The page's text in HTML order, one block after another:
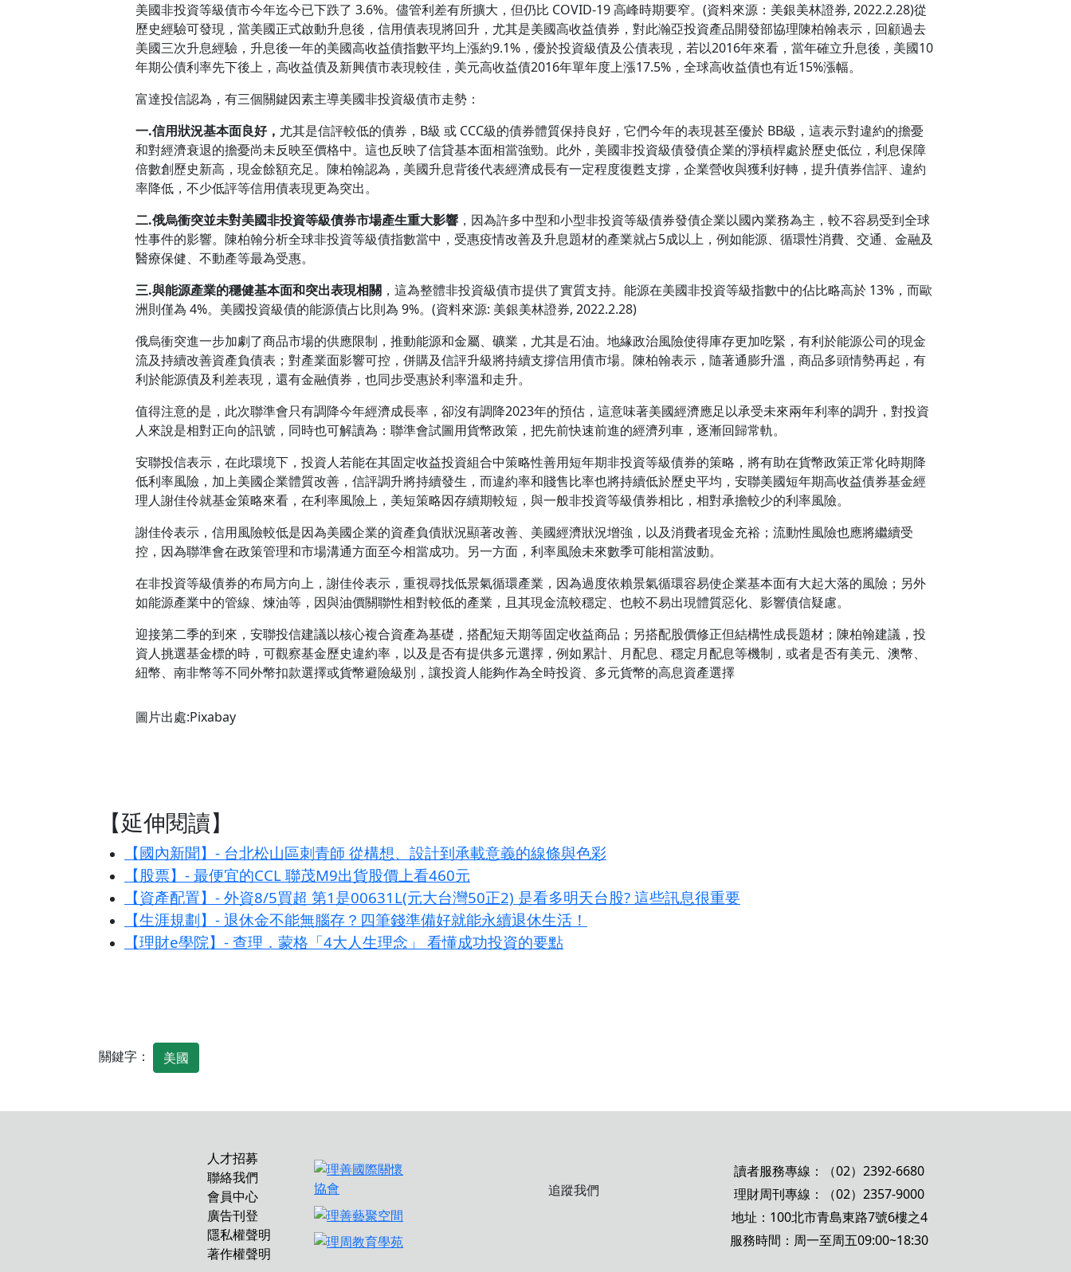
美國非投資等級債市今年迄今已下跌了 3.6%。儘管利差有所擴大，但仍比 COVID-19 高峰時期要窄。(資料來源：美銀美林證券, 2022.2.28)從
歷史經驗可發現，當美國正式啟動升息後，信用債表現將回升，尤其是美國高收益債券，對此瀚亞投資產品開發部協理陳柏翰表示，回顧過去
美國三次升息經驗，升息後一年的美國高收益債指數平均上漲約9.1%，優於投資級債及公債表現，若以2016年來看，當年確立升息後，美國10
年期公債利率先下後上，高收益債及新興債市表現較佳，美元高收益債2016年單年度上漲17.5%，全球高收益債也有近15%漲幅。
富達投信認為，有三個關鍵因素主導美國非投資級債市走勢：
一.信用狀況基本面良好， 尤其是信評較低的債券，B級 或 CCC級的債券體質保持良好，它們今年的表現甚至優於 BB級，這表示對違約的擔憂
和對經濟衰退的擔憂尚未反映至價格中。這也反映了信貸基本面相當強勁。此外，美國非投資級債發債企業的淨槓桿處於歷史低位，利息保障
倍數創歷史新高，現金餘額充足。陳柏翰認為，美國升息背後代表經濟成長有一定程度復甦支撐，企業營收與獲利好轉，提升債券信評、違約
率降低，不少低評等信用債表現更為突出。
二.俄烏衝突並未對美國非投資等級債券市場產生重大影響，因為許多中型和小型非投資等級債券發債企業以國內業務為主，較不容易受到全球
性事件的影響。陳柏翰分析全球非投資等級債指數當中，受惠疫情改善及升息題材的產業就占5成以上，例如能源、循環性消費、交通、金融及
醫療保健、不動產等最為受惠。
三.與能源產業的穩健基本面和突出表現相關，這為整體非投資級債市提供了實質支持。能源在美國非投資等級指數中的佔比略高於 13%，而歐
洲則僅為 4%。美國投資級債的能源債占比則為 9%。(資料來源: 美銀美林證券, 2022.2.28)
俄烏衝突進一步加劇了商品市場的供應限制，推動能源和金屬、礦業，尤其是石油。地緣政治風險使得庫存更加吃緊，有利於能源公司的現金
流及持續改善資產負債表；對產業面影響可控，併購及信評升級將持續支撐信用債市場。陳柏翰表示，隨著通膨升溫，商品多頭情勢再起，有
利於能源債及利差表現，還有金融債券，也同步受惠於利率溫和走升。
值得注意的是，此次聯準會只有調降今年經濟成長率，卻沒有調降2023年的預估，這意味著美國經濟應足以承受未來兩年利率的調升，對投資
人來說是相對正向的訊號，同時也可解讀為：聯準會試圖用貨幣政策，把先前快速前進的經濟列車，逐漸回歸常軌。
安聯投信表示，在此環境下，投資人若能在其固定收益投資組合中策略性善用短年期非投資等級債券的策略，將有助在貨幣政策正常化時期降
低利率風險，加上美國企業體質改善，信評調升將持續發生，而違約率和賤售比率也將持續低於歷史平均，安聯美國短年期高收益債券基金經
理人謝佳伶就基金策略來看，在利率風險上，美短策略因存續期較短，與一般非投資等級債券相比，相對承擔較少的利率風險。
謝佳伶表示，信用風險較低是因為美國企業的資產負債狀況顯著改善、美國經濟狀況增強，以及消費者現金充裕；流動性風險也應將繼續受
控，因為聯準會在政策管理和市場溝通方面至今相當成功。另一方面，利率風險未來數季可能相當波動。
在非投資等級債券的布局方向上，謝佳伶表示，重視尋找低景氣循環產業，因為過度依賴景氣循環容易使企業基本面有大起大落的風險；另外
如能源產業中的管線、煉油等，因與油價關聯性相對較低的產業，且其現金流較穩定、也較不易出現體質惡化、影響債信疑慮。
迎接第二季的到來，安聯投信建議以核心複合資產為基礎，搭配短天期等固定收益商品；另搭配股價修正但結構性成長題材；陳柏翰建議，投
資人挑選基金標的時，可觀察基金歷史違約率，以及是否有提供多元選擇，例如累計、月配息、穩定月配息等機制，或者是否有美元、澳幣、
紐幣、南非幣等不同外幣扣款選擇或貨幣避險級別，讓投資人能夠作為全時投資、多元貨幣的高息資產選擇
圖片出處:Pixabay
【延伸閱讀】
【國內新聞】- 台北松山區刺青師 從構想、設計到承載意義的線條與色彩
【股票】- 最便宜的CCL 聯茂M9出貨股價上看460元
【資產配置】- 外資8/5買超 第1是00631L(元大台灣50正2) 是看多明天台股? 這些訊息很重要
【生涯規劃】- 退休金不能無腦存？四筆錢準備好就能永續退休生活！
【理財e學院】- 查理．蒙格「4大人生理念」 看懂成功投資的要點
關鍵字： 美國
人才招募
聯絡我們
會員中心
廣告刊登
隱私權聲明
著作權聲明
追蹤我們
讀者服務專線：（02）2392-6680
理財周刊專線：（02）2357-9000
地址：100北市青島東路7號6樓之4
服務時間：周一至周五09:00~18:30